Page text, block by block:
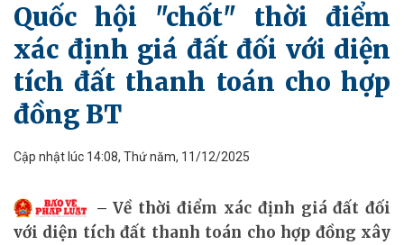
Quốc hội "chốt" thời điểm
xác định giá đất đối với diện
tích đất thanh toán cho hợp
đồng BT
Cập nhật lúc 14:08, Thứ năm, 11/12/2025
Về thời điểm xác định giá đất đối
với diện tích đất thanh toán cho hợp đồng xây